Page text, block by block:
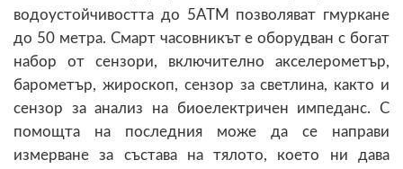
водоустойчивостта до 5ATM позволяват гмуркане
до 50 метра. Смарт часовникът е оборудван с богат
набор от сензори, включително акселерометър,
барометър, жироскоп, сензор за светлина, както и
сензор за анализ на биоелектричен импеданс. С
помощта на последния може да се направи
измерване за състава на тялото, което ни дава